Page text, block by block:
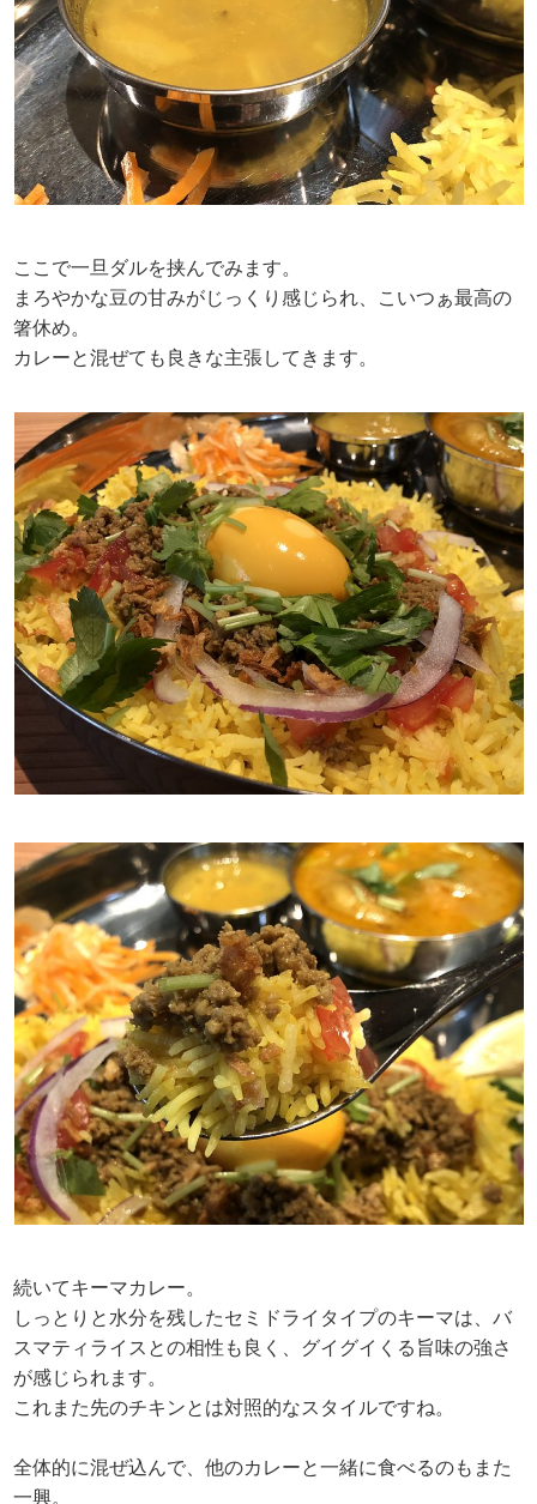
ここで一旦ダルを挟んでみます。
まろやかな豆の甘みがじっくり感じられ、こいつぁ最高の
箸休め。
カレーと混ぜても良きな主張してきます。
続いてキーマカレー。
しっとりと水分を残したセミドライタイプのキーマは、バ
スマティライスとの相性も良く、グイグイくる旨味の強さ
が感じられます。
これまた先のチキンとは対照的なスタイルですね。
全体的に混ぜ込んで、他のカレーと一緒に食べるのもまた
一興。